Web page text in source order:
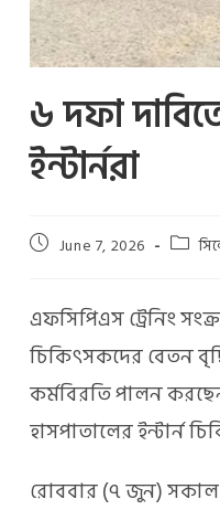
৬ দফা
ইন্টার্নরা
June 7, 2026
এফসিপিএস ট্রেনিং
চিকিৎসকদের বেতন
কর্মবিরতি পালন
হাসপাতালের ইন্টার্ন
রোববার (৭ জুন) সকাল